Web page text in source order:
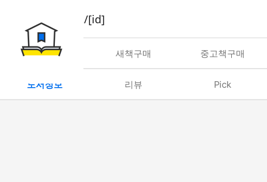
book/rent/[id]
대여 새책구매 중고책구매
도서정보 리뷰 Pick